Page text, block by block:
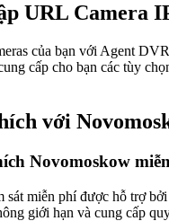
URL Camera
của bạn với Agent
cấp cho bạn các tùy
với
Novomoskow
sát miễn phí được hỗ trợ
giới hạn và cung cấp